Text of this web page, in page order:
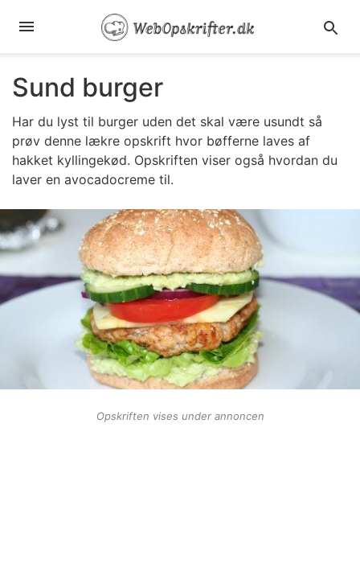
Sund burger
Har du lyst til burger uden det skal være usundt så
prøv denne lækre opskrift hvor bøfferne laves af
hakket kyllingekød. Opskriften viser også hvordan du
laver en avocadocreme til.
Opskriften vises under annoncen